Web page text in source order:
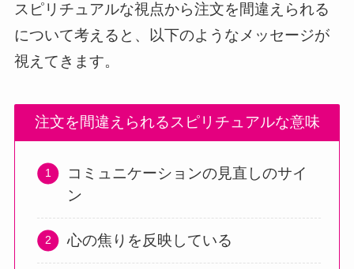
スピリチュアルな視点から注文を間違えられる
について考えると、以下のようなメッセージが
視えてきます。
注文を間違えられるスピリチュアルな意味
コミュニケーションの見直しのサイ
ン
心の焦りを反映している